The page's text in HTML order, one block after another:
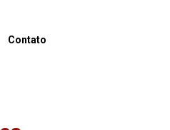
Contato